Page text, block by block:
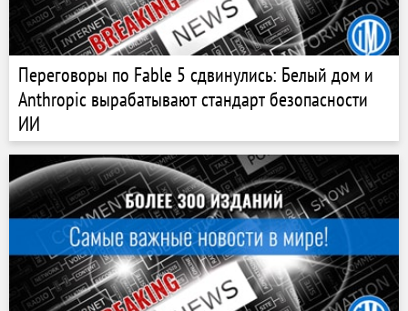
Переговоры по Fable 5 сдвинулись: Белый дом и
Anthropic вырабатывают стандарт безопасности
ИИ